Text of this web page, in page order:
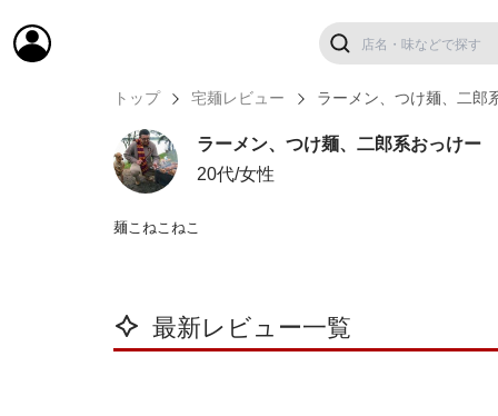
トップ 宅麺レビュー ラーメン、つけ麺、二郎
ラーメン、つけ麺、二郎系おっけー
20代/女性
麺こねこねこ
最新レビュー一覧